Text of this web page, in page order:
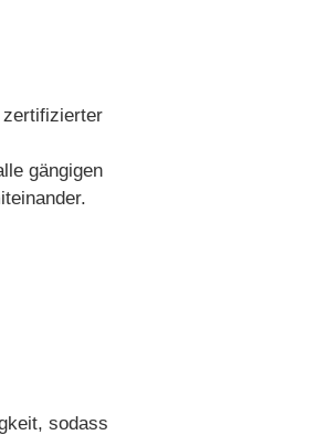
zertifizierter
gängigen
sodass